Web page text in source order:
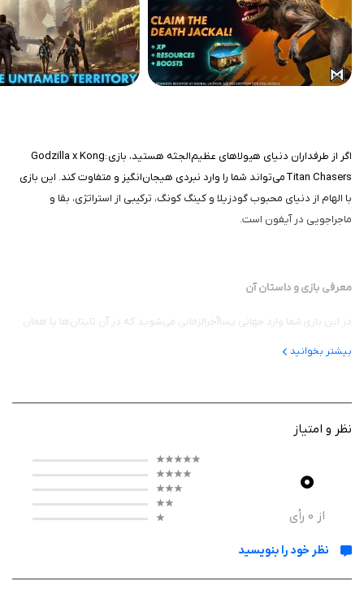
اگر از طرفداران دنیای هیولاهای عظیم‌الجثه هستید، بازی Godzilla x Kong:
Titan Chasers می‌تواند شما را وارد نبردی هیجان‌انگیز و متفاوت کند. این بازی
با الهام از دنیای محبوب گودزیلا و کینگ کونگ، ترکیبی از استراتژی، بقا و
ماجراجویی در آیفون است.
معرفی بازی و داستان آن
در این بازی شما وارد جهانی پساآخرالزمانی می‌شوید که در آن تایتان‌ها یا همان
Kong باعث شده فضای بازی برای طرفداران این مجموعه بسیار جذاب‌تر شود.
گیم‌پلی بازی ترکیبی از استراتژی و بقا است. شما باید پایگاه خود را بسازید، منابع
کنار این موارد، امکان کاوش در نقشه‌های وسیع و کشف مناطق جدید نیز وجود
بیشتر بخوانید
نظر و امتیاز
0
از 0 رأی
نظر خود را بنویسید